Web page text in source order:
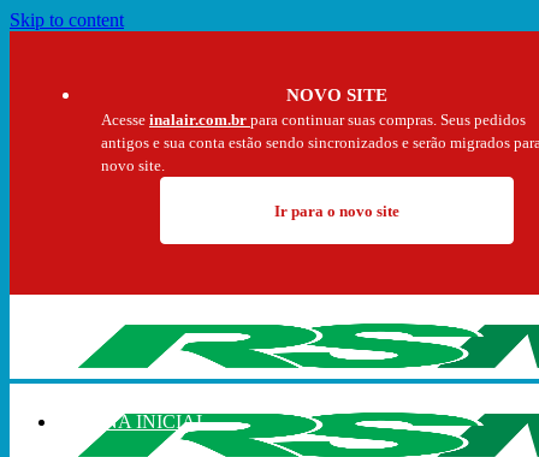
Skip to content
NOVO SITE
Acesse inalair.com.br para continuar suas compras. Seus pedidos
antigos e sua conta estão sendo sincronizados e serão migrados
novo site.
Ir para o novo site
PÁGINA INICIAL